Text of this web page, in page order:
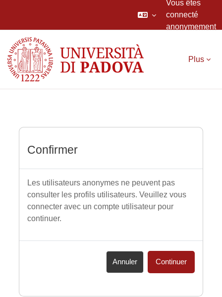
Vous êtes
connecté
anonymement
Plus
Confirmer
Les utilisateurs anonymes ne peuvent pas
consulter les profils utilisateurs. Veuillez vous
connecter avec un compte utilisateur pour
continuer.
Annuler Continuer